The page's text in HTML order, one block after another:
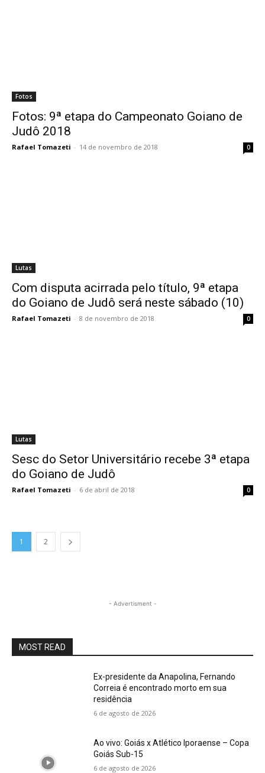
Fotos
Fotos: 9ª etapa do Campeonato Goiano de
Judô 2018
Rafael Tomazeti - 14 de novembro de 2018 0
Lutas
Com disputa acirrada pelo título, 9ª etapa
do Goiano de Judô será neste sábado (10)
Rafael Tomazeti - 8 de novembro de 2018 0
Lutas
Sesc do Setor Universitário recebe 3ª etapa
do Goiano de Judô
Rafael Tomazeti - 6 de abril de 2018 0
1 2
- Advertisment -
MOST READ
Ex-presidente da Anapolina, Fernando
Correia é encontrado morto em sua
residência
6 de agosto de 2026
Ao vivo: Goiás x Atlético Iporaense – Copa
Goiás Sub-15
6 de agosto de 2026